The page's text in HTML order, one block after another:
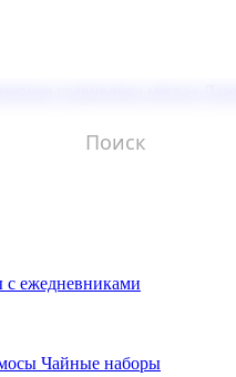
с ежедневниками
Чайные наборы